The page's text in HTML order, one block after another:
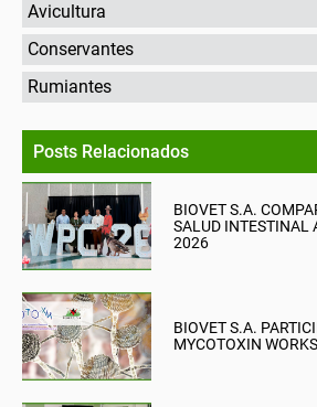
Avicultura
Conservantes
Rumiantes
Posts Relacionados
BIOVET S.A.
SALUD INTESTINAL
2026
BIOVET S.A.
MYCOTOXIN